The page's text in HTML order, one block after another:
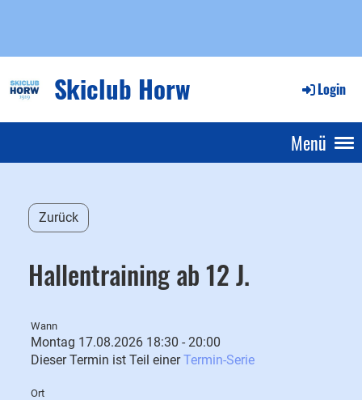
Skiclub Horw Login
Menü
Zurück
Hallentraining ab 12 J.
Wann
Montag 17.08.2026 18:30 - 20:00
Dieser Termin ist Teil einerTermin-Serie
Ort